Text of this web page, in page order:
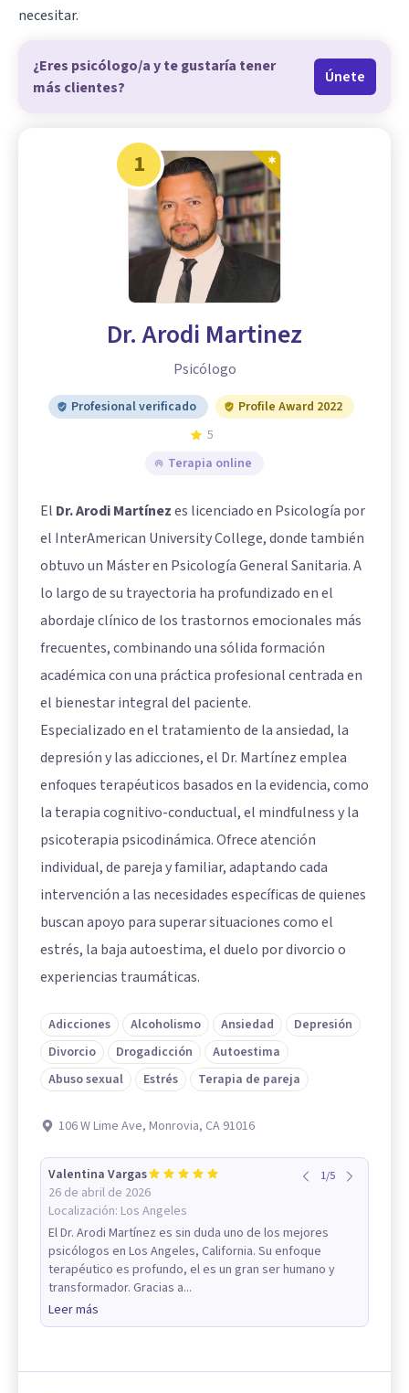
necesitar.
¿Eres psicólogo/a y te gustaría tener
más clientes?
Únete
1
Dr. Arodi Martinez
Psicólogo
Profesional verificado
Profile Award 2022
5
Terapia online
El Dr. Arodi Martínezes licenciado en Psicología por
el InterAmerican University College, donde también
obtuvo un Máster en Psicología General Sanitaria. A
lo largo de su trayectoria ha profundizado en el
abordaje clínico de los trastornos emocionales más
frecuentes, combinando una sólida formación
académica con una práctica profesional centrada en
el bienestar integral del paciente.
Especializado en el tratamiento de la ansiedad, la
depresión y las adicciones, el Dr. Martínez emplea
enfoques terapéuticos basados en la evidencia, como
la terapia cognitivo-conductual, el mindfulness y la
psicoterapia psicodinámica. Ofrece atención
individual, de pareja y familiar, adaptando cada
intervención a las necesidades específicas de quienes
buscan apoyo para superar situaciones como el
estrés, la baja autoestima, el duelo por divorcio o
experiencias traumáticas.
Adicciones Alcoholismo Ansiedad
Depresión
Divorcio
Drogadicción
Autoestima
Abuso sexual
Estrés Terapia de pareja
106 W Lime Ave, Monrovia, CA 91016
Valentina Vargas
26 de abril de 2026
Localización: Los Angeles
1/5
El Dr. Arodi Martínez es sin duda uno de los mejores
psicólogos en Los Angeles, California. Su enfoque
terapéutico es profundo, el es un gran ser humano y
transformador. Gracias a...
Leer más